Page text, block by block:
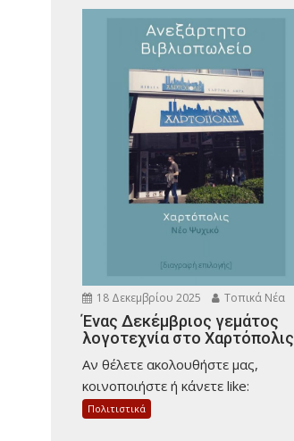
18 Δεκεμβρίου 2025 Τοπικά Νέα
Ένας Δεκέμβριος γεμάτος
λογοτεχνία στο Χαρτόπολις
Αν θέλετε ακολουθήστε μας,
κοινοποιήστε ή κάνετε like:
Πολιτιστικά